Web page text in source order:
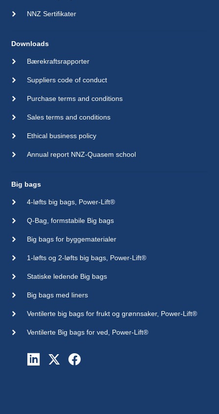
NNZ Sertifikater
Downloads
Bærekraftsrapporter
Suppliers code of conduct
Purchase terms and conditions
Sales terms and conditions
Ethical business policy
Annual report NNZ-Quasem school
Big bags
4-løfts big bags, Power-Lift®
Q-Bag, formstabile Big bags
Big bags for byggematerialer
1-løfts og 2-løfts big bags, Power-Lift®
Statiske ledende Big bags
Big bags med liners
Ventilerte big bags for frukt og grønnsaker, Power-Lift®
Ventilerte Big bags for ved, Power-Lift®